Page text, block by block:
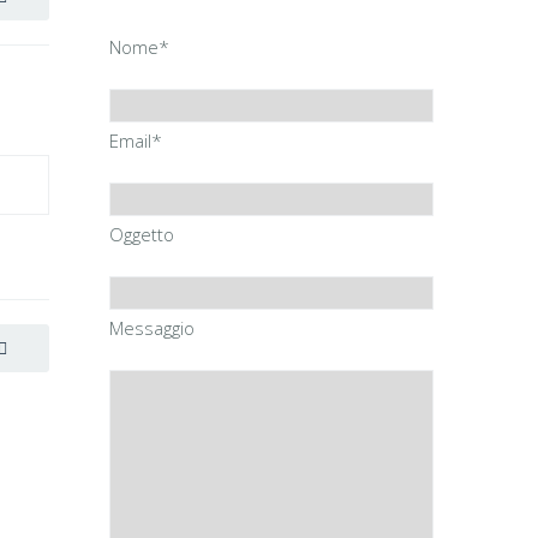
Nome*
Email*
Oggetto
Messaggio